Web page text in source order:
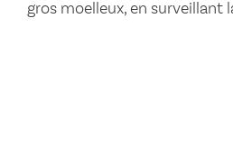
gros moelleux, en surveillant